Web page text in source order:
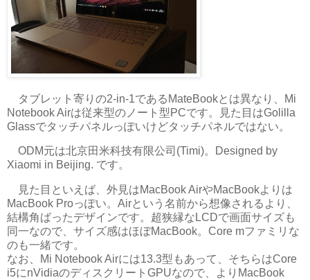
タブレット寄りの2-in-1であるMateBookとは異なり、Mi
Notebook Airは従来型のノート型PCです。見た目はGolilla
Glassでタッチパネルっぽいけどタッチパネルではない。
ODM元は北京田米科技有限公司(Timi)。Designed by
Xiaomi in Beijing. です。
見た目といえば、外見はMacBook AirやMacBookよりは
MacBook Proっぽい。Airという名前から想像されるより、
結構角ばったデザインです。超狭縁なLCDで画面サイズも
同一なので、サイズ感はほぼMacBook。Core mファミリな
のも一緒です。
なお、Mi Notebook Airには13.3型もあって、そちらはCore
i5にnVidiaのディスクリートGPUなので、よりMacBook